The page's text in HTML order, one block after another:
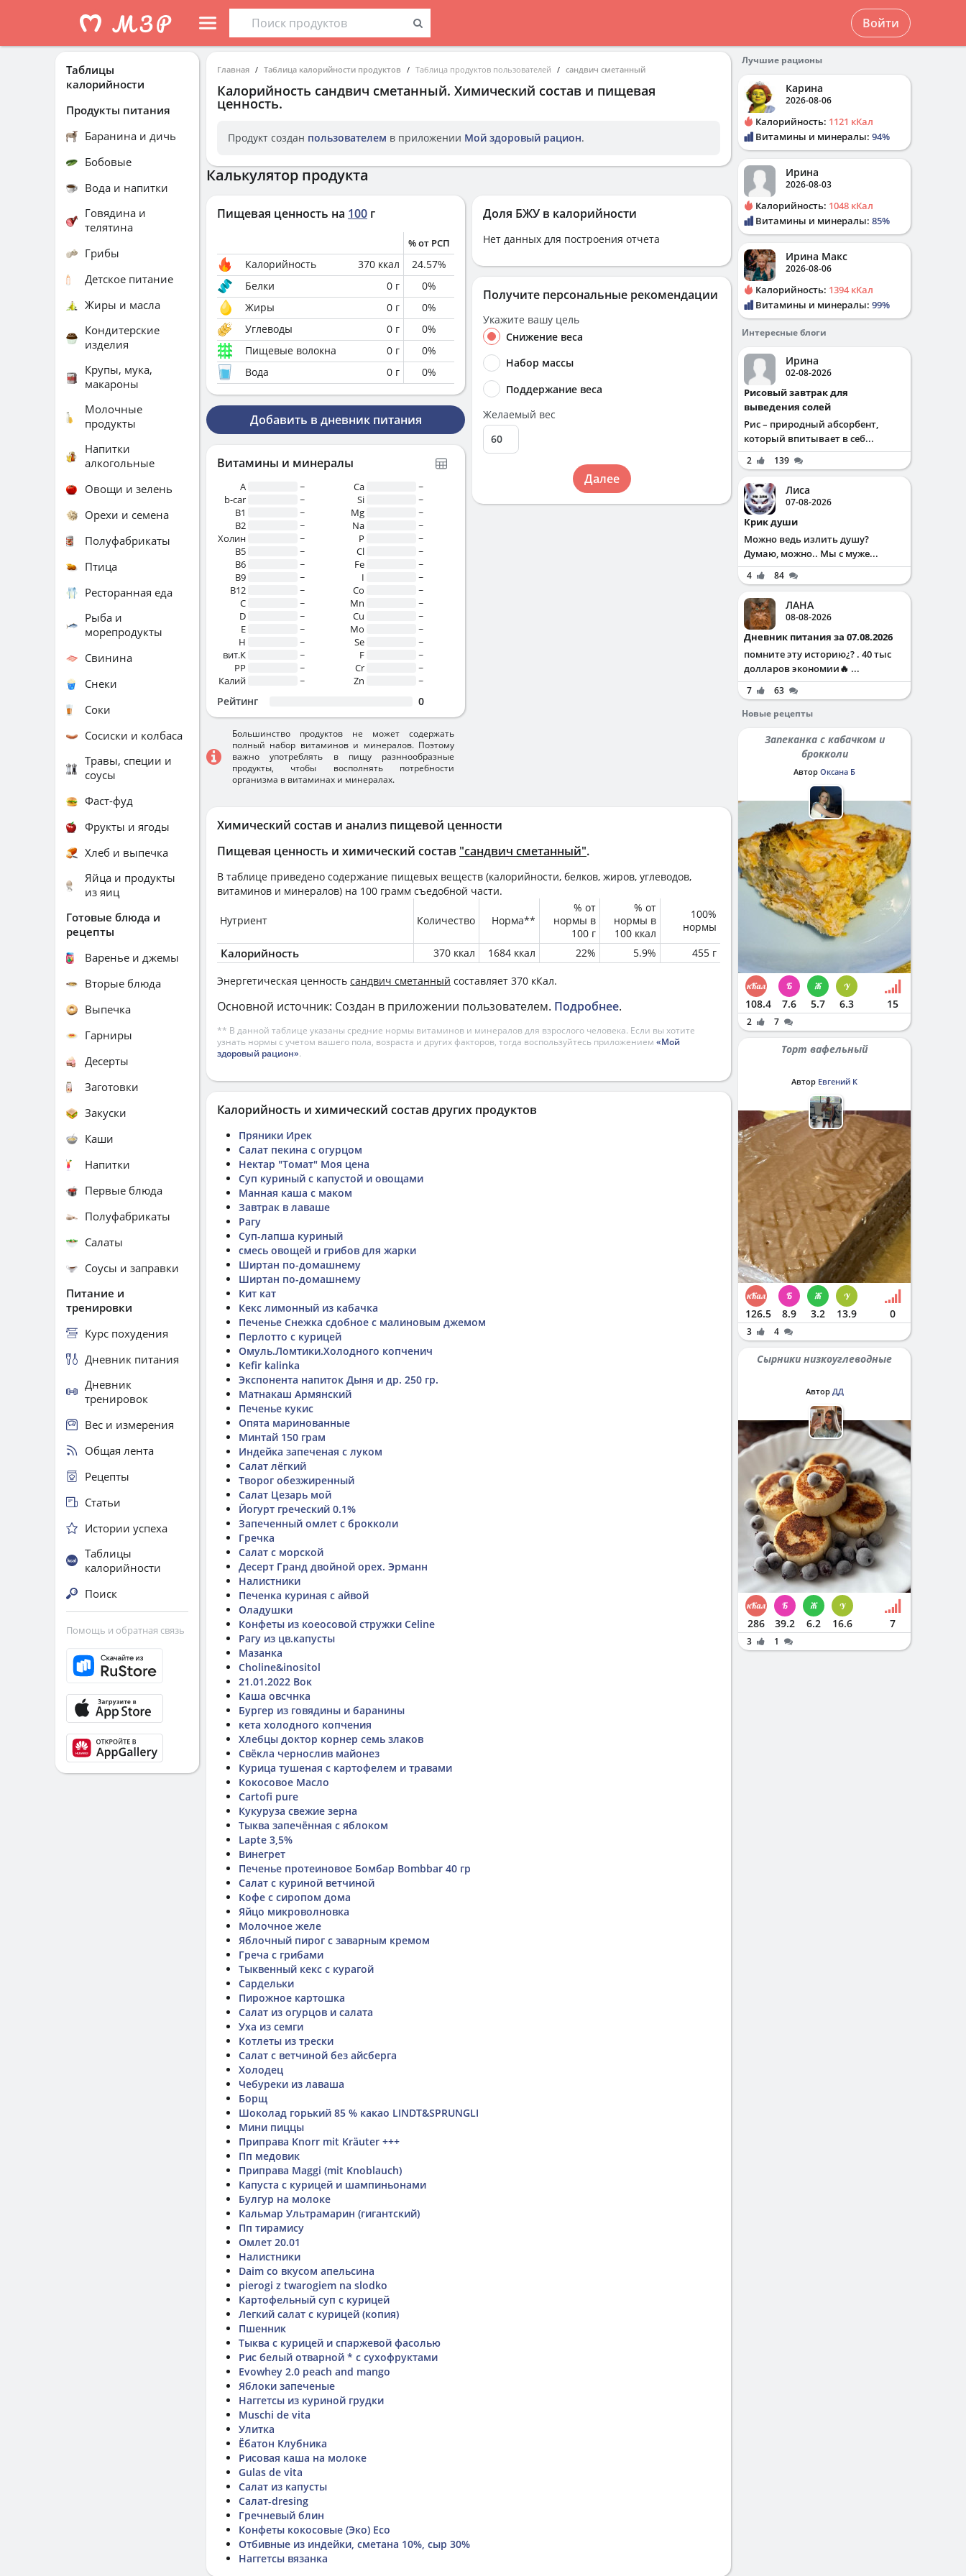
Войти
Главная Таблица калорийности продуктов Таблица продуктов пользователей сандвич сметанный
Калорийность сандвич сметанный. Химический состав и пищевая
ценность.
Продукт создан пользователем в приложении Мой здоровый рацион.
Химический состав и анализ пищевой ценности
Пищевая ценность и химический состав "сандвич сметанный".
В таблице приведено содержание пищевых веществ (калорийности, белков, жиров, углеводов,
витаминов и минералов) на 100 грамм съедобной части.
Нутриент Количество Норма**
% от
нормы в
100 г
% от
нормы в
100 ккал
100%
нормы
Калорийность 370 ккал 1684 ккал 22% 5.9% 455 г
Энергетическая ценность сандвич сметанный составляет 370 кКал.
Основной источник: Создан в приложении пользователем. Подробнее.
** В данной таблице указаны средние нормы витаминов и минералов для взрослого человека. Если вы хотите
узнать нормы с учетом вашего пола, возраста и других факторов, тогда воспользуйтесь приложением «Мой
здоровый рацион».
Калькулятор продукта
Пищевая ценность на 100 г
% от РСП
Калорийность 370 ккал 24.57%
Белки
0 г 0%
Жиры
0 г 0%
Углеводы
0 г 0%
Пищевые волокна
0 г 0%
Вода
0 г 0%
Добавить в дневник питания
Витамины и минералы
A
~
b-car
~
В1
~
B2
~
Холин
~
B5
~
B6
~
B9
~
B12
~
C
~
D
~
E
~
H
~
вит.К
~
PP
~
Калий
~
Ca
~
Si
~
Mg
~
Na
~
P
~
Cl
~
Fe
~
I
~
Co
~
Mn
~
Cu
~
Mo
~
Se
~
F
~
Cr
~
Zn
~
Рейтинг 0
Большинство продуктов не может содержать
полный набор витаминов и минералов. Поэтому
важно употреблять в пищу разннообразные
продукты, чтобы восполнять потребности
организма в витаминах и минералах.
Доля БЖУ в калорийности
Нет данных для построения отчета
Получите персональные рекомендации
Укажите вашу цель
Снижение веса
Набор массы
Поддержание веса
Желаемый вес
Далее
Калорийность и химический состав других продуктов
Пряники Ирек
Салат пекина с огурцом
Нектар "Томат" Моя цена
Суп куриный с капустой и овощами
Манная каша с маком
Завтрак в лаваше
Рагу
Суп-лапша куриный
смесь овощей и грибов для жарки
Ширтан по-домашнему
Ширтан по-домашнему
Кит кат
Кекс лимонный из кабачка
Печенье Снежка сдобное с малиновым джемом
Перлотто с курицей
Омуль.Ломтики.Холодного копченич
Kefir kalinka
Экспонента напиток Дыня и др. 250 гр.
Матнакаш Армянский
Печенье кукис
Опята маринованные
Минтай 150 грам
Индейка запеченая с луком
Салат лёгкий
Творог обезжиренный
Салат Цезарь мой
Йогурт греческий 0.1%
Запеченный омлет с брокколи
Гречка
Салат с морской
Десерт Гранд двойной орех. Эрманн
Налистники
Печенка куриная с айвой
Оладушки
Конфеты из коеосовой стружки Celine
Рагу из цв.капусты
Мазанка
Choline&inositol
21.01.2022 Вок
Каша овсчнка
Бургер из говядины и баранины
кета холодного копчения
Хлебцы доктор корнер семь злаков
Свёкла чернослив майонез
Курица тушеная с картофелем и травами
Кокосовое Масло
Cartofi pure
Кукуруза свежие зерна
Тыква запечённая с яблоком
Lapte 3,5%
Винегрет
Печенье протеиновое Бомбар Bombbar 40 гр
Салат с куриной ветчиной
Кофе с сиропом дома
Яйцо микроволновка
Молочное желе
Яблочный пирог с заварным кремом
Греча с грибами
Тыквенный кекс с курагой
Сардельки
Пирожное картошка
Салат из огурцов и салата
Уха из семги
Котлеты из трески
Салат с ветчиной без айсберга
Холодец
Чебуреки из лаваша
Борщ
Шоколад горький 85 % какао LINDT&SPRUNGLI
Мини пиццы
Приправа Knorr mit Kräuter +++
Пп медовик
Приправа Maggi (mit Knoblauch)
Капуста с курицей и шампиньонами
Булгур на молоке
Кальмар Ультрамарин (гигантский)
Пп тирамису
Омлет 20.01
Налистники
Daim со вкусом апельсина
pierogi z twarogiem na slodko
Картофельный суп с курицей
Легкий салат с курицей (копия)
Пшенник
Тыква с курицей и спаржевой фасолью
Рис белый отварной * с сухофруктами
Evowhey 2.0 peach and mango
Яблоки запеченые
Наггетсы из куриной грудки
Muschi de vita
Улитка
Ёбатон Клубника
Рисовая каша на молоке
Gulas de vita
Салат из капусты
Салат-dresing
Гречневый блин
Конфеты кокосовые (Эко) Eco
Отбивные из индейки, сметана 10%, сыр 30%
Наггетсы вязанка
Таблицы
калорийности
Продукты питания
Баранина и дичь
Бобовые
Вода и напитки
Говядина и
телятина
Грибы
Детское питание
Жиры и масла
Кондитерские
изделия
Крупы, мука,
макароны
Молочные
продукты
Напитки
алкогольные
Овощи и зелень
Орехи и семена
Полуфабрикаты
Птица
Ресторанная еда
Рыба и
морепродукты
Свинина
Снеки
Соки
Сосиски и колбаса
Травы, специи и
соусы
Фаст-фуд
Фрукты и ягоды
Хлеб и выпечка
Яйца и продукты
из яиц
Готовые блюда и
рецепты
Варенье и джемы
Вторые блюда
Выпечка
Гарниры
Десерты
Заготовки
Закуски
Каши
Напитки
Первые блюда
Полуфабрикаты
Салаты
Соусы и заправки
Питание и
тренировки
Курс похудения
Дневник питания
Дневник
тренировок
Вес и измерения
Общая лента
Рецепты
Статьи
Истории успеха
Таблицы
калорийности
Поиск
Помощь и обратная связь
Лучшие рационы
Карина
2026-08-06
Калорийность: 1121 кКал
Витамины и минералы: 94%
Ирина
2026-08-03
Калорийность: 1048 кКал
Витамины и минералы: 85%
Ирина Макс
2026-08-06
Калорийность: 1394 кКал
Витамины и минералы: 99%
Интересные блоги
Ирина
02-08-2026
Рисовый завтрак для
выведения солей
Рис – природный абсорбент,
который впитывает в себ...
2 139
Лиса
07-08-2026
Крик души
Можно ведь излить душу?
Думаю, можно.. Мы с муже...
4 84
ЛАНА
08-08-2026
Дневник питания за 07.08.2026
помните эту историю¿? . 40 тыс
долларов экономии🔥 ...
7
63
Новые рецепты
Запеканка с кабачком и
брокколи
Автор Оксана Б
108.4 7.6 5.7 6.3 15
2 7
Торт вафельный
Автор Евгений К
126.5 8.9 3.2 13.9 0
3 4
Сырники низкоуглеводные
Автор ДД
286 39.2 6.2 16.6 7
3 1